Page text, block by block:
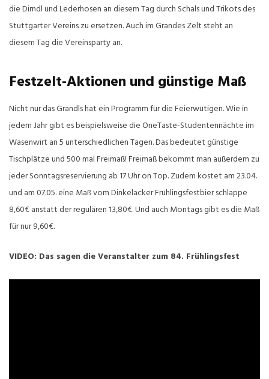
die Dirndl und Lederhosen an diesem Tag durch Schals und Trikots des
Stuttgarter Vereins zu ersetzen. Auch im Grandes Zelt steht an
diesem Tag die Vereinsparty an.
Festzelt-Aktionen und günstige Maß
Nicht nur das Grandls hat ein Programm für die Feierwütigen. Wie in
jedem Jahr gibt es beispielsweise die OneTaste-Studentennächte im
Wasenwirt an 5 unterschiedlichen Tagen. Das bedeutet günstige
Tischplätze und 500 mal Freimaß! Freimaß bekommt man außerdem zu
jeder Sonntagsreservierung ab 17 Uhr on Top. Zudem kostet am 23.04.
und am 07.05. eine Maß vom Dinkelacker Frühlingsfestbier schlappe
8,60€ anstatt der regulären 13,80€. Und auch Montags gibt es die Maß
für nur 9,60€.
VIDEO: Das sagen die Veranstalter zum 84. Frühlingsfest